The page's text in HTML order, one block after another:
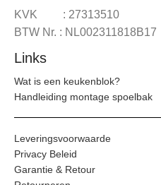
KVK : 27313510
BTW Nr. : NL002311818B17
Links
Wat is een keukenblok?
Handleiding montage spoelbak
Leveringsvoorwaarde
Privacy Beleid
Garantie & Retour